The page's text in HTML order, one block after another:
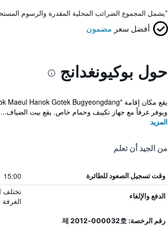
*يشمل المجموع الضرائب المحلية المقدرة والرسوم
أفضل سعر مضمون
حول بوكيونغدانج
ويوفر غرفاً مع جهاز تكييف وحمام خاص. يقع بيت الضياف...
المزيد
من الجيد أن تعلم
وقت تسجيل الصعود للطائرة 15:00
الدفع والإلغاء
تختلف
رقم الرخصة: 제 2012-000032호